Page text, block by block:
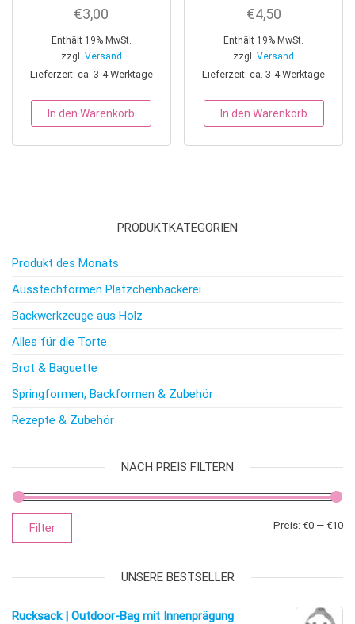
€3,00
Enthält 19% MwSt.
zzgl. Versand
Lieferzeit: ca. 3-4 Werktage
In den Warenkorb
€4,50
Enthält 19% MwSt.
zzgl.Versand
Lieferzeit: ca. 3-4 Werktage
In den Warenkorb
PRODUKTKATEGORIEN
Produkt des Monats
Ausstechformen Plätzchenbäckerei
Backwerkzeuge aus Holz
Alles für die Torte
Brot & Baguette
Springformen, Backformen & Zubehör
Rezepte & Zubehör
NACH PREIS FILTERN
Filter Preis: €0 — €10
UNSERE BESTSELLER
Rucksack | Outdoor-Bag mit Innenprägung